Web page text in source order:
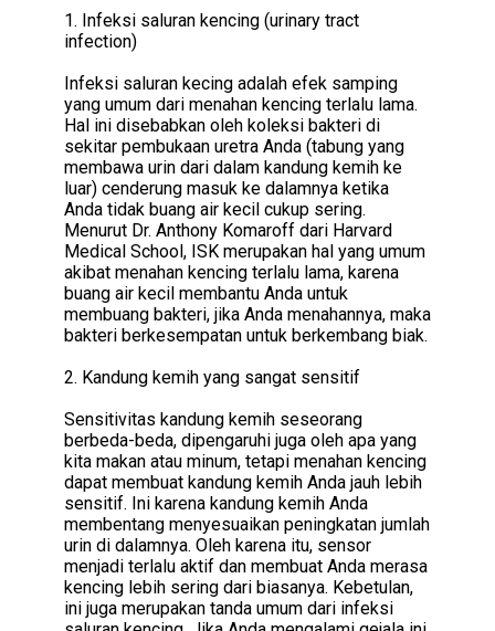
1. Infeksi saluran kencing (urinary tract
infection)
Infeksi saluran kecing adalah efek samping
yang umum dari menahan kencing terlalu lama.
Hal ini disebabkan oleh koleksi bakteri di
sekitar pembukaan uretra Anda (tabung yang
membawa urin dari dalam kandung kemih ke
luar) cenderung masuk ke dalamnya ketika
Anda tidak buang air kecil cukup sering.
Menurut Dr. Anthony Komaroff dari Harvard
Medical School, ISK merupakan hal yang umum
akibat menahan kencing terlalu lama, karena
buang air kecil membantu Anda untuk
membuang bakteri, jika Anda menahannya, maka
bakteri berkesempatan untuk berkembang biak.
2. Kandung kemih yang sangat sensitif
Sensitivitas kandung kemih seseorang
berbeda-beda, dipengaruhi juga oleh apa yang
kita makan atau minum, tetapi menahan kencing
dapat membuat kandung kemih Anda jauh lebih
sensitif. Ini karena kandung kemih Anda
membentang menyesuaikan peningkatan jumlah
urin di dalamnya. Oleh karena itu, sensor
menjadi terlalu aktif dan membuat Anda merasa
kencing lebih sering dari biasanya. Kebetulan,
ini juga merupakan tanda umum dari infeksi